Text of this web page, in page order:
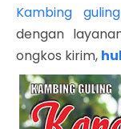
Kambing
dengan
ongkos kirim,